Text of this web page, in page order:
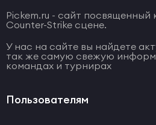
Pickem.ru - сайт посвященный
Counter-Strike сцене.
У нас на сайте вы найдете
так же самую свежую
командах и турнирах
Пользователям